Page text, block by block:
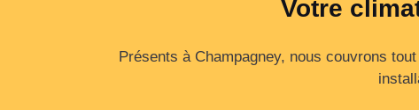
Votre
Présents à Champagney, nous couvrons